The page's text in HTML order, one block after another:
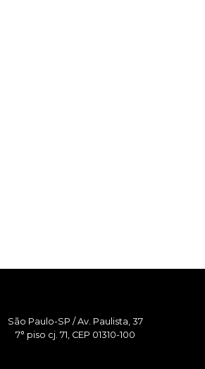
São Paulo-SP / Av. Paulista, 37
7° piso cj. 71, CEP 01310-100